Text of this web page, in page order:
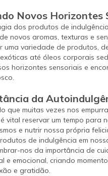
Novos Horizontes
dos produtos de
novos aromas, texturas e
uma variedade de produtos,
até óleos corporais
horizontes sensoriais e
da
que muitas vezes nos
vital reservar um tempo para
e nutrir nossa própria
de indulgência em
nos da importância de
e emocional, criando
e gratidão.